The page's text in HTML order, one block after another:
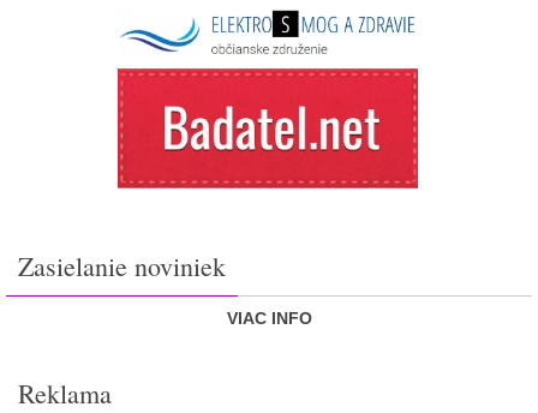
Zasielanie noviniek
VIAC INFO
Reklama